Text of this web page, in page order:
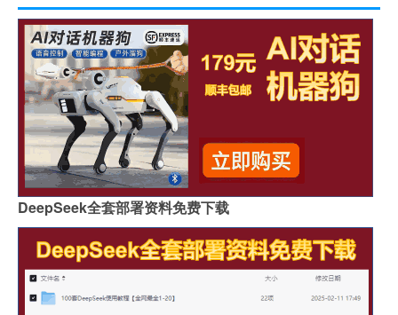
DeepSeek全套部署资料免费下载